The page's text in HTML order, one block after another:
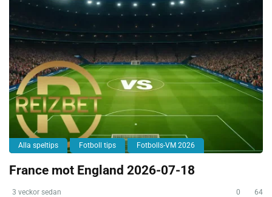
Alla speltips Fotboll tips Fotbolls-VM 2026
France mot England 2026-07-18
3 veckor sedan 0 64